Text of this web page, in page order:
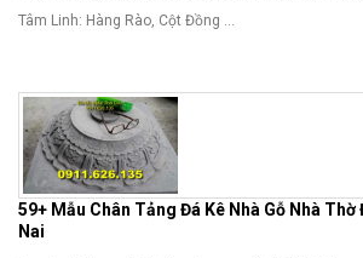
Tâm Linh: Hàng Rào, Cột Đồng ...
59+ Mẫu Chân Tảng Đá Kê Nhà Gỗ Nhà
Nai